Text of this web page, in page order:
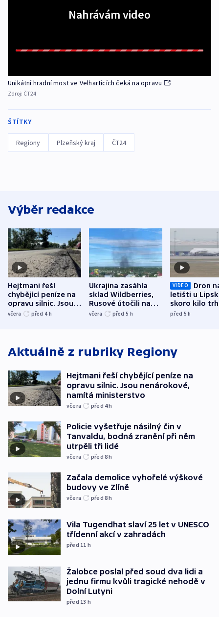
Nahrávám video
Unikátní hradní most ve Velharticích čeká na opravu
Zdroj: ČT24
ŠTÍTKY
Regiony Plzeňský kraj ČT24
Výběr redakce
Hejtmani řeší
chybějící peníze na
opravu silnic. Jsou
nenárokové, namítá
včera před 4 h
Ukrajina zasáhla
sklad Wildberries,
Rusové útočili na
trh, hasiče či
včera před 5 h
VIDEO
Dron
letišti u
skoro kilo
indicie
před 5h
Aktuálně z rubriky Regiony
Hejtmani řeší chybějící peníze na
opravu silnic. Jsou nenárokové,
namítá ministerstvo
včera před 4h
Policie vyšetřuje násilný čin v
Tanvaldu, bodná zranění při něm
utrpěli tři lidé
včera před 8h
Začala demolice vyhořelé výškové
budovy ve Zlíně
včera před 8h
Vila Tugendhat slaví 25 let v UNESCO
třídenní akcí v zahradách
před 11 h
Žalobce poslal před soud dva lidi a
jednu firmu kvůli tragické nehodě v
Dolní Lutyni
před 13 h